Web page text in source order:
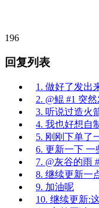
196
回复列表
1. 做好了发出
2. @鲲 #1 突
3. 听说过造火
4. 我也好想自
5. 刚刚下单了
6. 更新一下 一
7. @灰谷的雨
8. 继续更新一
9. 加油呢
10. 继续更新: